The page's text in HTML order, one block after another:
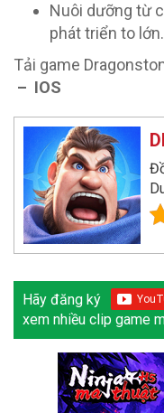
Nuôi dưỡng từ
phát triển to lớn.
Tải game
– IOS
Hãy đăng ký
xem nhiều clip game